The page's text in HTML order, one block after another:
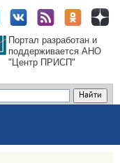
Портал разработан и
поддерживается АНО
"Центр ПРИСП"